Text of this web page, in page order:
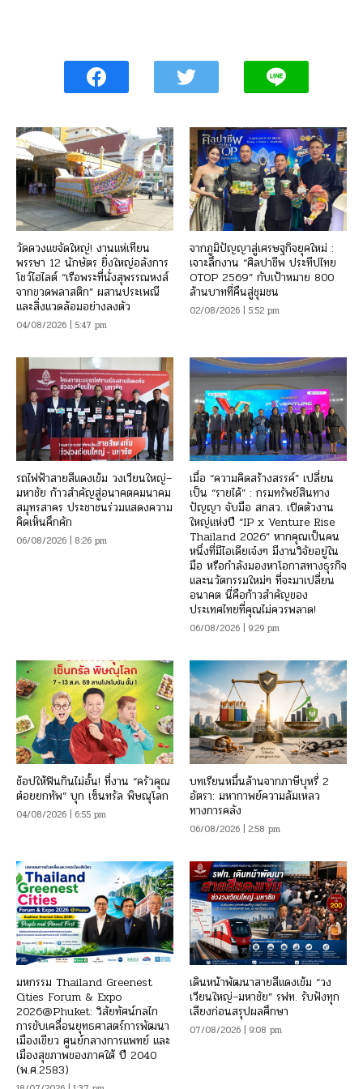
วัดดวงแขจัดใหญ่! งานแห่เทียน
พรรษา 12 นักษัตร ยิ่งใหญ่อลังการ
โชว์ไฮไลต์ “เรือพระที่นั่งสุพรรณหงส์
จากขวดพลาสติก” ผสานประเพณี
และสิ่งแวดล้อมอย่างลงตัว
04/08/2026 | 5:47 pm
จากภูมิปัญญาสู่เศรษฐกิจยุคใหม่ :
เจาะลึกงาน “ศิลปาชีพ ประทีปไทย
OTOP 2569” กับเป้าหมาย 800
ล้านบาทที่คืนสู่ชุมชน
02/08/2026 | 5:52 pm
รถไฟฟ้าสายสีแดงเข้ม วงเวียนใหญ่–
มหาชัย ก้าวสำคัญสู่อนาคตคมนาคม
สมุทรสาคร ประชาชนร่วมแสดงความ
คิดเห็นคึกคัก
06/08/2026 | 8:26 pm
เมื่อ “ความคิดสร้างสรรค์” เปลี่ยน
เป็น “รายได้” : กรมทรัพย์สินทาง
ปัญญา จับมือ สกสว. เปิดตัวงาน
ใหญ่แห่งปี “IP x Venture Rise
Thailand 2026” หากคุณเป็นคน
หนึ่งที่มีไอเดียเจ๋งๆ มีงานวิจัยอยู่ใน
มือ หรือกำลังมองหาโอกาสทางธุรกิจ
และนวัตกรรมใหม่ๆ ที่จะมาเปลี่ยน
อนาคต นี่คือก้าวสำคัญของ
ประเทศไทยที่คุณไม่ควรพลาด!
06/08/2026 | 9:29 pm
ช้อปให้ฟินกินไม่อั้น! ที่งาน “ครัวคุณ
ต๋อยยกทัพ” บุก เซ็นทรัล พิษณุโลก
04/08/2026 | 6:55 pm
บทเรียนหมื่นล้านจากภาษีบุหรี่ 2
อัตรา: มหากาพย์ความล้มเหลว
ทางการคลัง
06/08/2026 | 2:58 pm
มหกรรม Thailand Greenest
Cities Forum & Expo
2026@Phuket: วิสัยทัศน์กลไก
การขับเคลื่อนยุทธศาสตร์การพัฒนา
เมืองเขียว ศูนย์กลางการแพทย์ และ
เมืองสุขภาพของภาคใต้ ปี 2040
(พ.ศ.2583)
เดินหน้าพัฒนาสายสีแดงเข้ม “วง
เวียนใหญ่–มหาชัย” รฟท. รับฟังทุก
เสียงก่อนสรุปผลศึกษา
07/08/2026 | 9:08 pm